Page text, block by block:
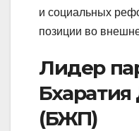
и социальных
позиции во
Лидер
(БЖП)